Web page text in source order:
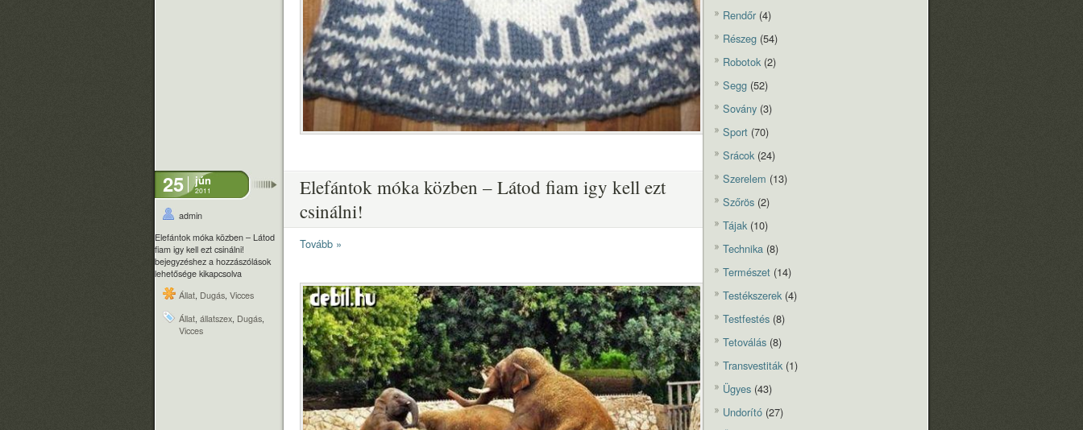
25 jún
2011
admin
Elefántok móka közben – Látod
fiam igy kell ezt csinálni!
bejegyzéshez a hozzászólások
lehetősége kikapcsolva
Állat Dugás Vicces
Állat állatszex Dugás
Vicces
Elefántok móka közben – Látod fiam igy kell ezt
csinálni!
Tovább »
Rendőr (4)
Részeg (54)
Robotok(2)
Segg (52)
Sovány (3)
Sport (70)
Srácok(24)
Szerelem (13)
Szőrös (2)
Tájak(10)
Technika (8)
Természet (14)
Testékszerek(4)
Testfestés (8)
Tetoválás (8)
Transvestiták(1)
Ügyes (43)
Undorító (27)